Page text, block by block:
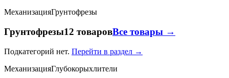
МеханизацияГрунтофрезы
Грунтофрезы12 товаровВсе товары →
Подкатегорий нет. Перейти в раздел →
МеханизацияГлубокорыхлители